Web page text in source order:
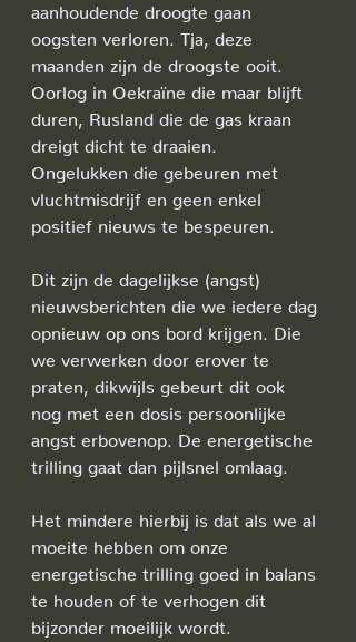
aanhoudende droogte gaan
oogsten verloren. Tja, deze
maanden zijn de droogste ooit.
Oorlog in Oekraïne die maar blijft
duren, Rusland die de gas kraan
dreigt dicht te draaien.
Ongelukken die gebeuren met
vluchtmisdrijf en geen enkel
positief nieuws te bespeuren.
Dit zijn de dagelijkse (angst)
nieuwsberichten die we iedere dag
opnieuw op ons bord krijgen. Die
we verwerken door erover te
praten, dikwijls gebeurt dit ook
nog met een dosis persoonlijke
angst erbovenop. De energetische
trilling gaat dan pijlsnel omlaag.
Het mindere hierbij is dat als we al
moeite hebben om onze
energetische trilling goed in balans
te houden of te verhogen dit
bijzonder moeilijk wordt.